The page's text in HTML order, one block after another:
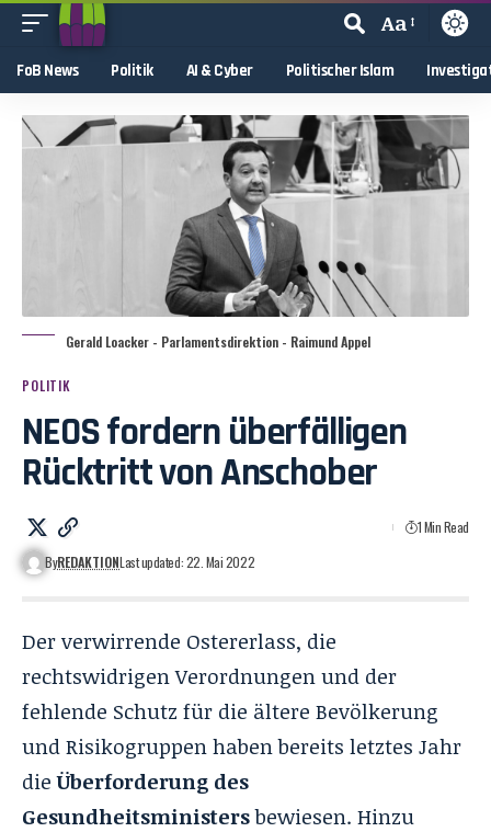
Aa
FoB News Politik AI & Cyber Politischer Islam
Gerald Loacker - Parlamentsdirektion - Raimund Appel
POLITIK
NEOS fordern überfälligen
Rücktritt von Anschober
ByREDAKTIONLast updated: 22. Mai 2022
1 Min Read
Der verwirrende Ostererlass, die
rechtswidrigen Verordnungen und der
fehlende Schutz für die ältere Bevölkerung
und Risikogruppen haben bereits letztes Jahr
dieÜberforderung des
Gesundheitsministersbewiesen. Hinzu